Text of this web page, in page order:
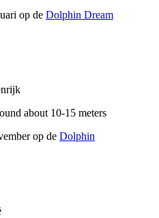
op de Dolphin Dream
about 10-15 meters
op de Dolphin